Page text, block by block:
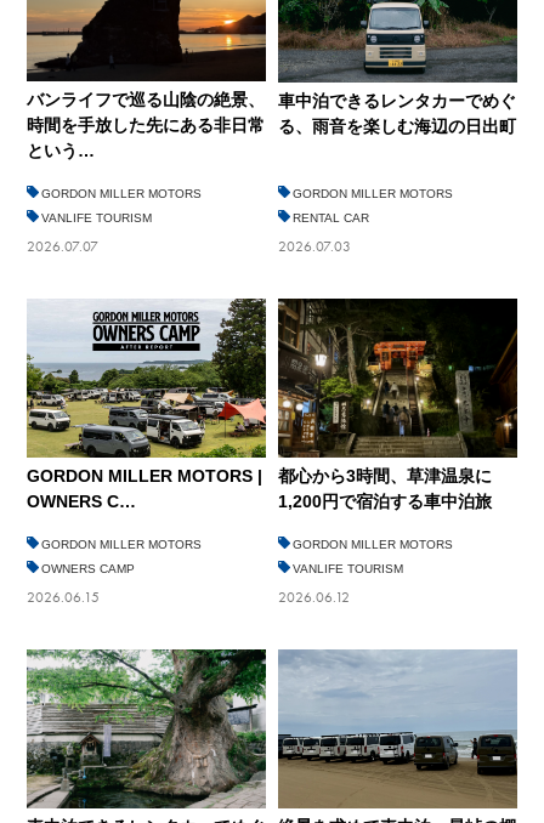
バンライフで巡る山陰の絶景、
時間を手放した先にある非日常
という…
GORDON MILLER MOTORS
VANLIFE TOURISM
2026.07.07
車中泊できるレンタカーでめぐ
る、雨音を楽しむ海辺の日出町
GORDON MILLER MOTORS
RENTAL CAR
2026.07.03
GORDON MILLER MOTORS |
OWNERS C…
GORDON MILLER MOTORS
OWNERS CAMP
2026.06.15
都心から3時間、草津温泉に
1,200円で宿泊する車中泊旅
GORDON MILLER MOTORS
VANLIFE TOURISM
2026.06.12